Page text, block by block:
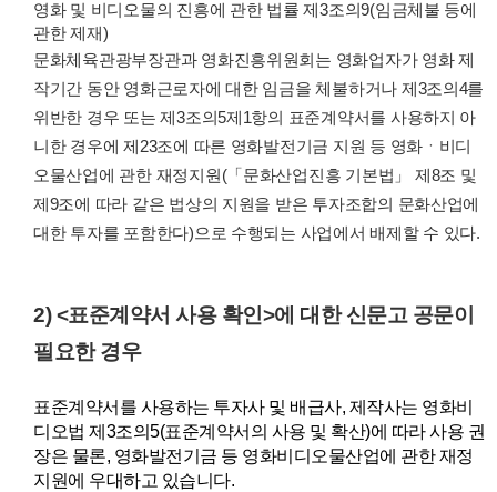
영화 및 비디오물의 진흥에 관한 법률 제3조의9(임금체불 등에
관한 제재)
문화체육관광부장관과 영화진흥위원회는 영화업자가 영화 제
작기간 동안 영화근로자에 대한 임금을 체불하거나 제3조의4를
위반한 경우 또는 제3조의5제1항의 표준계약서를 사용하지 아
니한 경우에 제23조에 따른 영화발전기금 지원 등 영화ㆍ비디
오물산업에 관한 재정지원(「문화산업진흥 기본법」 제8조 및
제9조에 따라 같은 법상의 지원을 받은 투자조합의 문화산업에
대한 투자를 포함한다)으로 수행되는 사업에서 배제할 수 있다.
2) <표준계약서 사용 확인>에 대한 신문고 공문이
필요한 경우
표준계약서를 사용하는 투자사 및 배급사, 제작사는 영화비
디오법 제3조의5(표준계약서의 사용 및 확산)에 따라 사용 권
장은 물론, 영화발전기금 등 영화비디오물산업에 관한 재정
지원에 우대하고 있습니다.